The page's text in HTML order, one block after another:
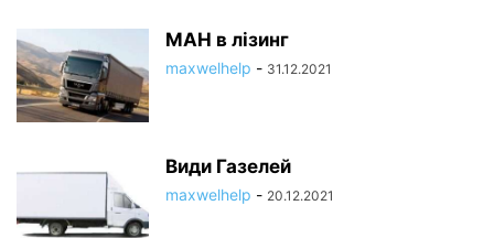
МАН в лізинг
maxwelhelp - 31.12.2021
Види Газелей
maxwelhelp - 20.12.2021